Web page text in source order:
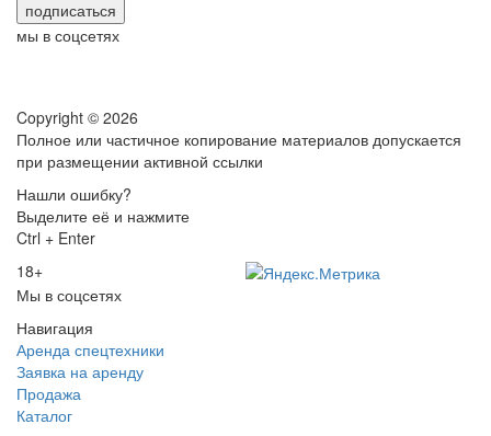
мы в соцсетях
Copyright © 2026
Полное или частичное копирование материалов допускается
при размещении активной ссылки
Нашли ошибку?
Выделите её и нажмите
Ctrl + Enter
18+
Мы в соцсетях
Навигация
Аренда спецтехники
Заявка на аренду
Продажа
Каталог